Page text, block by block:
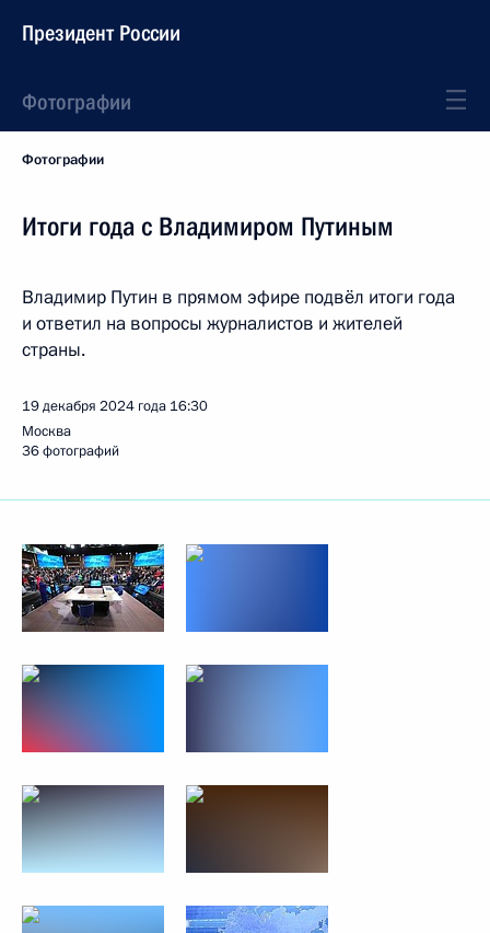
Президент России
Фотографии
Фотографии
Итоги года с Владимиром Путиным
Владимир Путин в прямом эфире подвёл итоги года
и ответил на вопросы журналистов и жителей
страны.
19 декабря 2024 года 16:30
Москва
36 фотографий